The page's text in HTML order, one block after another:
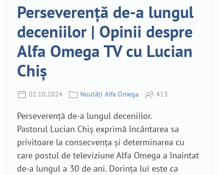
Perseverență de-a lungul
deceniilor | Opinii despre
Alfa Omega TV cu Lucian
Chiș
02.10.2024 Noutăți Alfa Omega 413
Perseverență de-a lungul deceniilor.
Pastorul Lucian Chiș exprimă încântarea sa
privitoare la consecvența și determinarea cu
care postul de televiziune Alfa Omega a înaintat
de-a lungul a 30 de ani. Dorința lui este ca